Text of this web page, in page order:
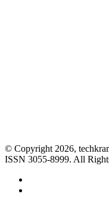
© Copyright 2026,
ISSN 3055-8999. All